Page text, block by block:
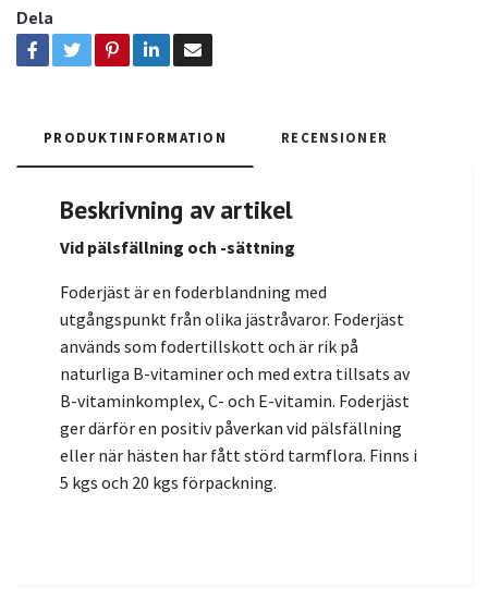
Dela
PRODUKTINFORMATION RECENSIONER
Beskrivning av artikel
Vid pälsfällning och -sättning
Foderjäst är en foderblandning med
utgångspunkt från olika jästråvaror. Foderjäst
används som fodertillskott och är rik på
naturliga B-vitaminer och med extra tillsats av
B-vitaminkomplex, C- och E-vitamin. Foderjäst
ger därför en positiv påverkan vid pälsfällning
eller när hästen har fått störd tarmflora. Finns i
5 kgs och 20 kgs förpackning.